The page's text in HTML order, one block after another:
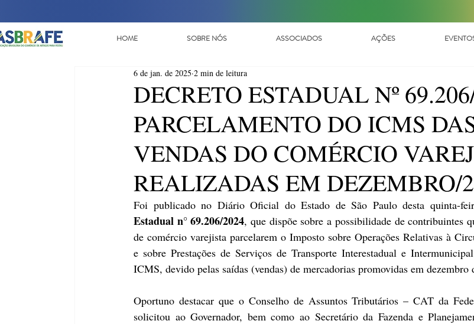
HOME SOBRE NÓS ASSOCIADOS AÇÕES
DECRETO ESTADUAL Nº
PARCELAMENTO DO ICMS
VENDAS DO COMÉRCIO
REALIZADAS EM DEZEMBRO/
6 de jan. de 2025 2 min de leitura
Foi publicado no Diário Oficial do Estado de São Paulo desta quinta-
Estadual n° 69.206/2024, que dispõe sobre a possibilidade de contribuintes
de comércio varejista parcelarem o Imposto sobre Operações Relativas à
e sobre Prestações de Serviços de Transporte Interestadual e
ICMS, devido pelas saídas (vendas) de mercadorias promovidas em dezembro
Oportuno destacar que o Conselho de Assuntos Tributários – CAT da
solicitou ao Governador, bem como ao Secretário da Fazenda e